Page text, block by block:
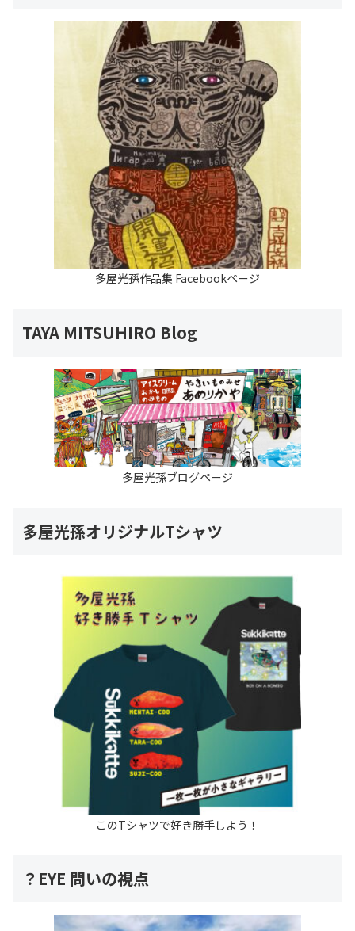
多屋光孫作品集 Facebookページ
TAYA MITSUHIRO Blog
多屋光孫ブログページ
多屋光孫オリジナルTシャツ
このTシャツで好き勝手しよう！
？EYE 問いの視点